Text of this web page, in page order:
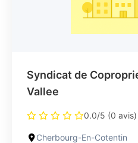
Syndicat de
Vallee
0.0/5 (0 avis)
Cherbourg-En-Cotentin